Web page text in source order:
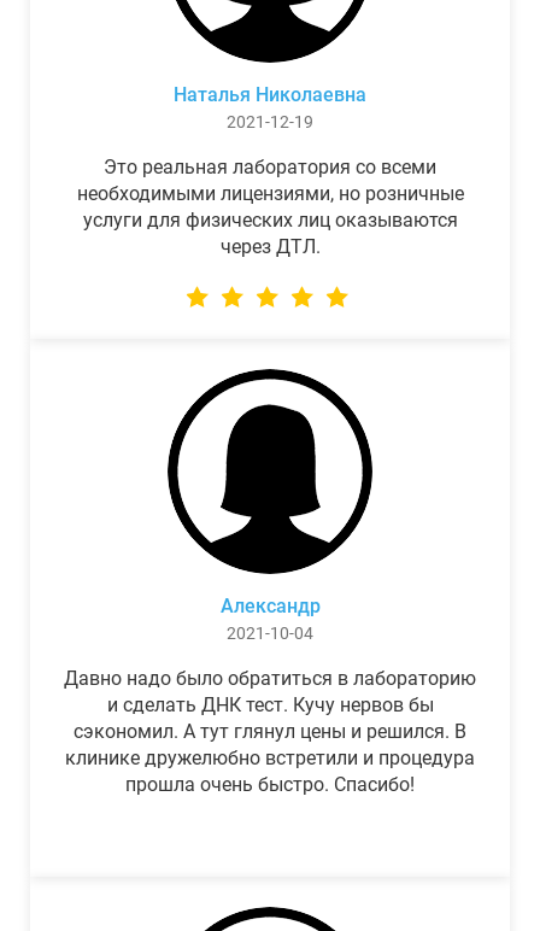
Наталья Николаевна
2021-12-19
Это реальная лаборатория со всеми
необходимыми лицензиями, но розничные
услуги для физических лиц оказываются
через ДТЛ.
Александр
2021-10-04
Давно надо было обратиться в лабораторию
и сделать ДНК тест. Кучу нервов бы
сэкономил. А тут глянул цены и решился. В
клинике дружелюбно встретили и процедура
прошла очень быстро. Спасибо!